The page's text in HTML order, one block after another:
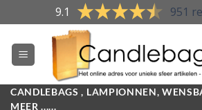
to
content
9.1 951
CANDLEBAGS , LAMPIONNEN,
MEER ......